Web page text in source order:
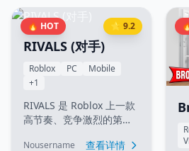
击杀排行榜上争夺名次。
🔥 HOT ⭐ 9.2
RIVALS (对手)
Roblox PC
Mobile
+1
RIVALS 是 Roblox 上一款
高节奏、竞争激烈的第一
注于紧张刺激的 1v1、2v2
Nousername 查看详情